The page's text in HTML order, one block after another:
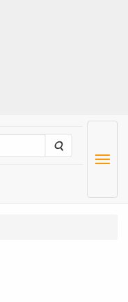
Zoeken
Menu